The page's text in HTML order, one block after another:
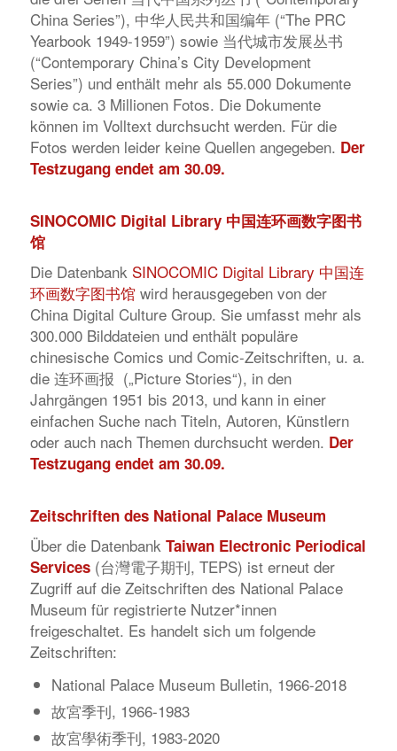
China Series”), 中华人民共和国编年 (“The PRC
Yearbook 1949-1959”) sowie 当代城市发展丛书
(“Contemporary China’s City Development
Series”) und enthält mehr als 55.000 Dokumente
sowie ca. 3 Millionen Fotos. Die Dokumente
können im Volltext durchsucht werden. Für die
Fotos werden leider keine Quellen angegeben. Der
Testzugang endet am 30.09.
SINOCOMIC Digital Library 中国连环画数字图书
馆
Die Datenbank SINOCOMIC Digital Library 中国连
环画数字图书馆wird herausgegeben von der
China Digital Culture Group. Sie umfasst mehr als
300.000 Bilddateien und enthält populäre
chinesische Comics und Comic-Zeitschriften, u. a.
die 连环画报 („Picture Stories“), in den
Jahrgängen 1951 bis 2013, und kann in einer
einfachen Suche nach Titeln, Autoren, Künstlern
oder auch nach Themen durchsucht werden. Der
Testzugang endet am 30.09.
Zeitschriften des National Palace Museum
Über die Datenbank Taiwan Electronic Periodical
Services (台灣電子期刊, TEPS) ist erneut der
Zugriff auf die Zeitschriften des National Palace
Museum für registrierte Nutzer*innen
freigeschaltet. Es handelt sich um folgende
Zeitschriften:
National Palace Museum Bulletin, 1966-2018
故宮季刊, 1966-1983
故宮學術季刊, 1983-2020